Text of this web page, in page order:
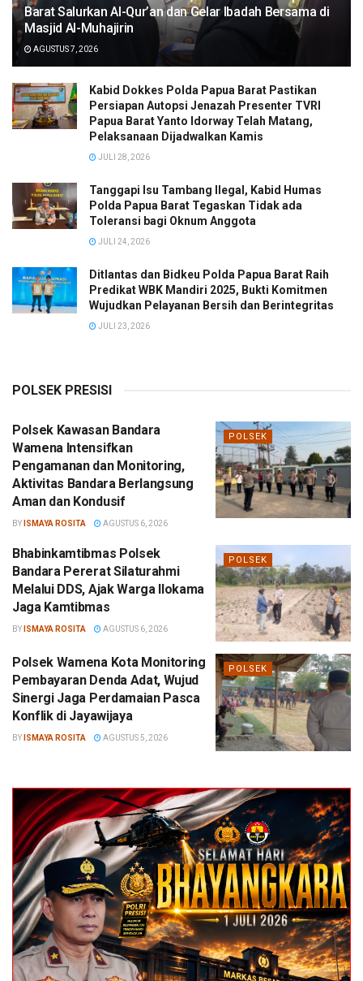
Barat Salurkan Al-Qur’an dan Gelar Ibadah Bersama di
Masjid Al-Muhajirin
AGUSTUS 7, 2026
Kabid Dokkes Polda Papua Barat Pastikan
Persiapan Autopsi Jenazah Presenter TVRI
Papua Barat Yanto Idorway Telah Matang,
Pelaksanaan Dijadwalkan Kamis
JULI 28, 2026
Tanggapi Isu Tambang Ilegal, Kabid Humas
Polda Papua Barat Tegaskan Tidak ada
Toleransi bagi Oknum Anggota
JULI 24, 2026
Ditlantas dan Bidkeu Polda Papua Barat Raih
Predikat WBK Mandiri 2025, Bukti Komitmen
Wujudkan Pelayanan Bersih dan Berintegritas
JULI 23, 2026
POLSEK PRESISI
POLSEK
Polsek Kawasan Bandara
Wamena Intensifkan
Pengamanan dan Monitoring,
Aktivitas Bandara Berlangsung
Aman dan Kondusif
BY ISMAYA ROSITA AGUSTUS 6, 2026
POLSEK
Bhabinkamtibmas Polsek
Bandara Pererat Silaturahmi
Melalui DDS, Ajak Warga Ilokama
Jaga Kamtibmas
BY ISMAYA ROSITA AGUSTUS 6, 2026
POLSEK
Polsek Wamena Kota Monitoring
Pembayaran Denda Adat, Wujud
Sinergi Jaga Perdamaian Pasca
Konflik di Jayawijaya
BY ISMAYA ROSITA AGUSTUS 5, 2026